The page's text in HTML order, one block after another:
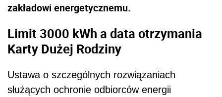
zakładowi energetycznemu.
Limit 3000 kWh a data otrzymania
Karty Dużej Rodziny
Ustawa o szczególnych rozwiązaniach
służących ochronie odbiorców energii